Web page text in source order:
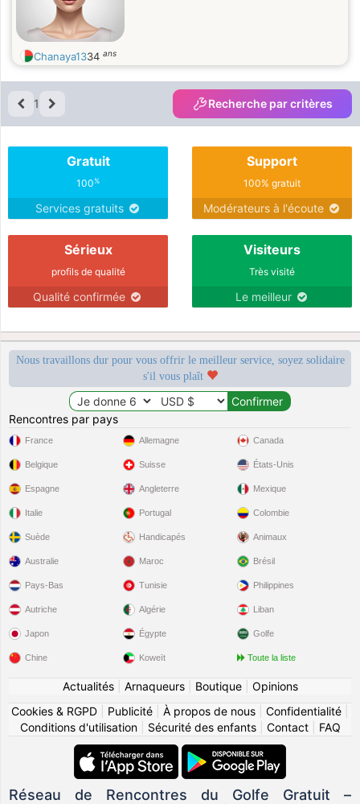
Chanaya1334 ans
1 Recherche par critères
Gratuit
100%
Services gratuits
Support
100% gratuit
Modérateurs à l'écoute
Sérieux
profils de qualité
Qualité confirmée
Visiteurs
Très visité
Le meilleur
Nous travaillons dur pour vous offrir le meilleur service, soyez solidaire
s'il vous plaît
Rencontres par pays
France
Belgique
Espagne
Italie
Suède
Allemagne
Suisse
Angleterre
Portugal
Handicapés
Canada
États-Unis
Mexique
Colombie
Animaux
Australie
Pays-Bas
Autriche
Japon
Chine
Maroc
Tunisie
Algérie
Égypte
Koweït
Brésil
Philippines
Liban
Golfe
Toute la liste
Actualités| Arnaqueurs| Boutique| Opinions
Cookies & RGPD
Publicité À propos de nous Confidentialité
Conditions d'utilisation| Sécurité des enfants| Contact| FAQ
Réseau de Rencontres du Golfe Gratuit –